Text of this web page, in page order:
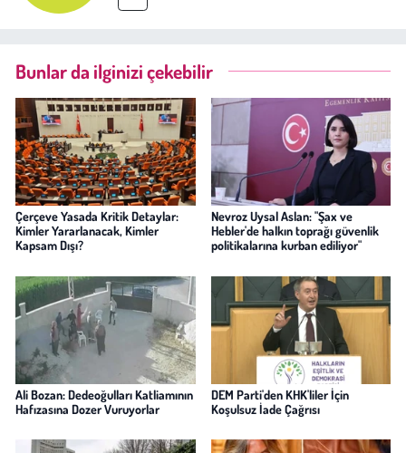
Bunlar da ilginizi çekebilir
Çerçeve Yasada Kritik Detaylar:
Kimler Yararlanacak, Kimler
Kapsam Dışı?
Nevroz Uysal Aslan: "Şax ve
Hebler'de halkın toprağı güvenlik
politikalarına kurban ediliyor"
Ali Bozan: Dedeoğulları Katliamının
Hafızasına Dozer Vuruyorlar
DEM Parti'den KHK'liler İçin
Koşulsuz İade Çağrısı